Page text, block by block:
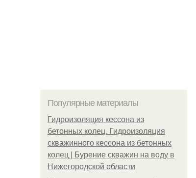
Популярные материалы
Гидроизоляция кессона из
бетонных колец. Гидроизоляция
скважинного кессона из бетонных
колец | Бурение скважин на воду в
Нижегородской области